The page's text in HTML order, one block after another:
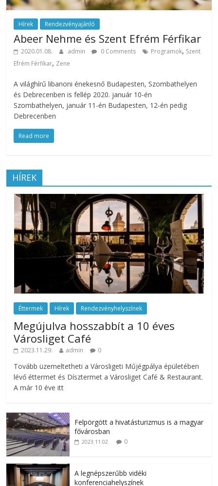
Hírek Rendezvényajánló
Abeer Nehme és Szent Efrém Férfikar
2020.01.08. admin 0 Comments Programok, Szent
Efrém Férfikar, Zene
A világhírű libanoni énekesnő Budapesten, Szombathelyen
és Debrecenben is fellép 2020. január 10-én
Szombathelyen, január 11-én Budapesten, 12-én pedig
Debrecenben
Read more
HÍREK
Éttermek Hírek Rendezvényhelyszínek
Megújulva hosszabbít a 10 éves
Városliget Café
2023.11.29. admin 0
Tovább üzemeltetheti a Városligeti Műjégpálya épületében
lévő éttermet és Dísztermet a Városliget Café & Restaurant.
A már 10 éve itt
Felpörgött a hivatásturizmus is a magyar
fővárosban
2023.11.02. 0
A legnépszerűbb vidéki
konferenciahelyszínek